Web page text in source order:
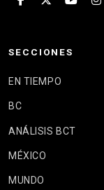
SECCIONES
EN TIEMPO
BC
ANÁLISIS BCT
MÉXICO
MUNDO